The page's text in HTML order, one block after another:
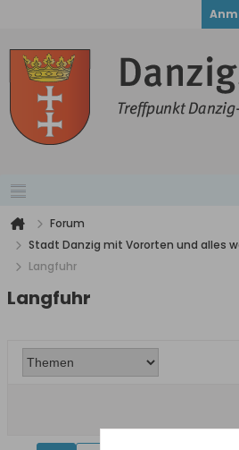
Forum
Stadt Danzig mit Vororten und alles
Langfuhr
Langfuhr